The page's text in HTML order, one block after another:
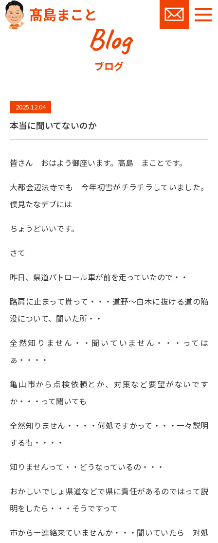
髙島まこと
Blog
ブログ
2025.12.04
本当に聞いてないのか
皆さん おはよう御座います。高島 まことです。
大都会辺法寺でも 今年初雪がチラチラしていました。
僕見たなデブには
ちょうどいいです。
さて
昨日、県道パトロール車が前を走っていたので・・
路肩に止まって貰って・・・道野～白木に抜ける道の陥
没について、聞いた所・・
全然知りません・・聞いていません・・・っては
ぁ・・・・
亀山市から点検依頼とか、対策など要望がないです
か・・・って聞いても
全然知りません・・・・何処ですかって・・・一々説明
するも・・・・
知りませんって・・どうなっているの・・・
おかしいでしょ県道などで県に責任があるのではって説
明をしたら・・・そうですって
市からー連絡来ていませんか・・・聞いていたら 対処